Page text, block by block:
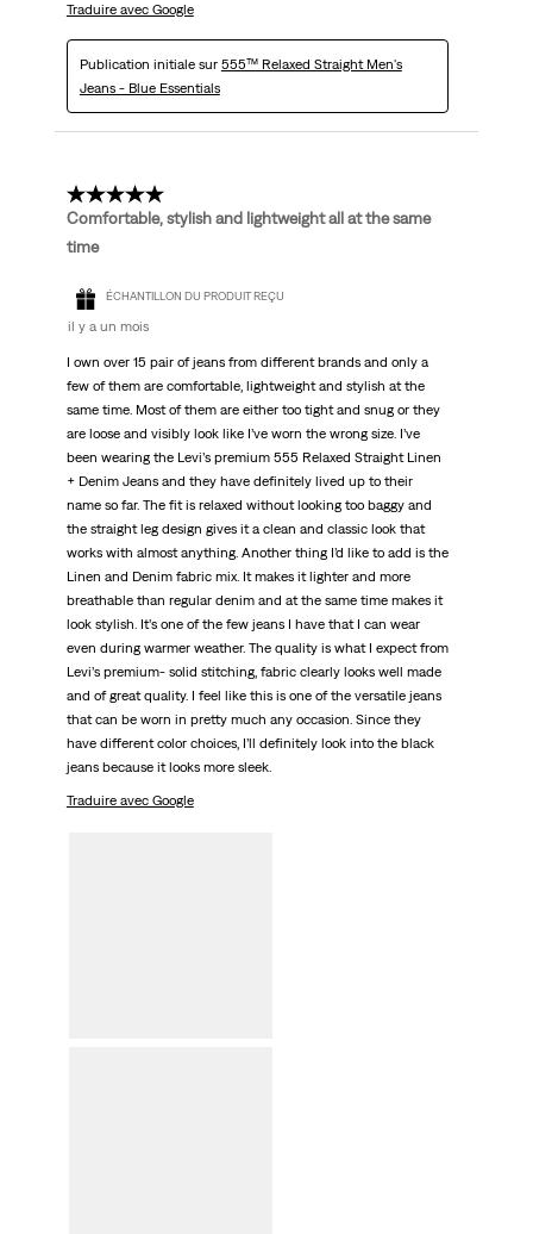
Traduire avec Google
Publication initiale sur 555™ Relaxed Straight Men's
Jeans - Blue Essentials
5 étoile(s) sur 5.
Comfortable, stylish and lightweight all at the same
time
ÉCHANTILLON DU PRODUIT REÇU
il y a un mois
I own over 15 pair of jeans from different brands and only a
few of them are comfortable, lightweight and stylish at the
same time. Most of them are either too tight and snug or they
are loose and visibly look like I’ve worn the wrong size. I’ve
been wearing the Levi’s premium 555 Relaxed Straight Linen
+ Denim Jeans and they have definitely lived up to their
name so far. The fit is relaxed without looking too baggy and
the straight leg design gives it a clean and classic look that
works with almost anything. Another thing I’d like to add is the
Linen and Denim fabric mix. It makes it lighter and more
breathable than regular denim and at the same time makes it
look stylish. It’s one of the few jeans I have that I can wear
even during warmer weather. The quality is what I expect from
Levi’s premium- solid stitching, fabric clearly looks well made
and of great quality. I feel like this is one of the versatile jeans
that can be worn in pretty much any occasion. Since they
have different color choices, I’ll definitely look into the black
jeans because it looks more sleek.
Traduire avec Google